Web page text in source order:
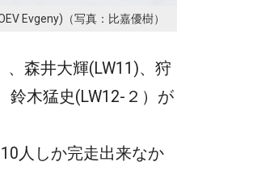
Evgeny)（写真：比嘉優樹）
、森井大輝(LW11)、狩
鈴木猛史(LW12-２）が
人しか完走出来なか